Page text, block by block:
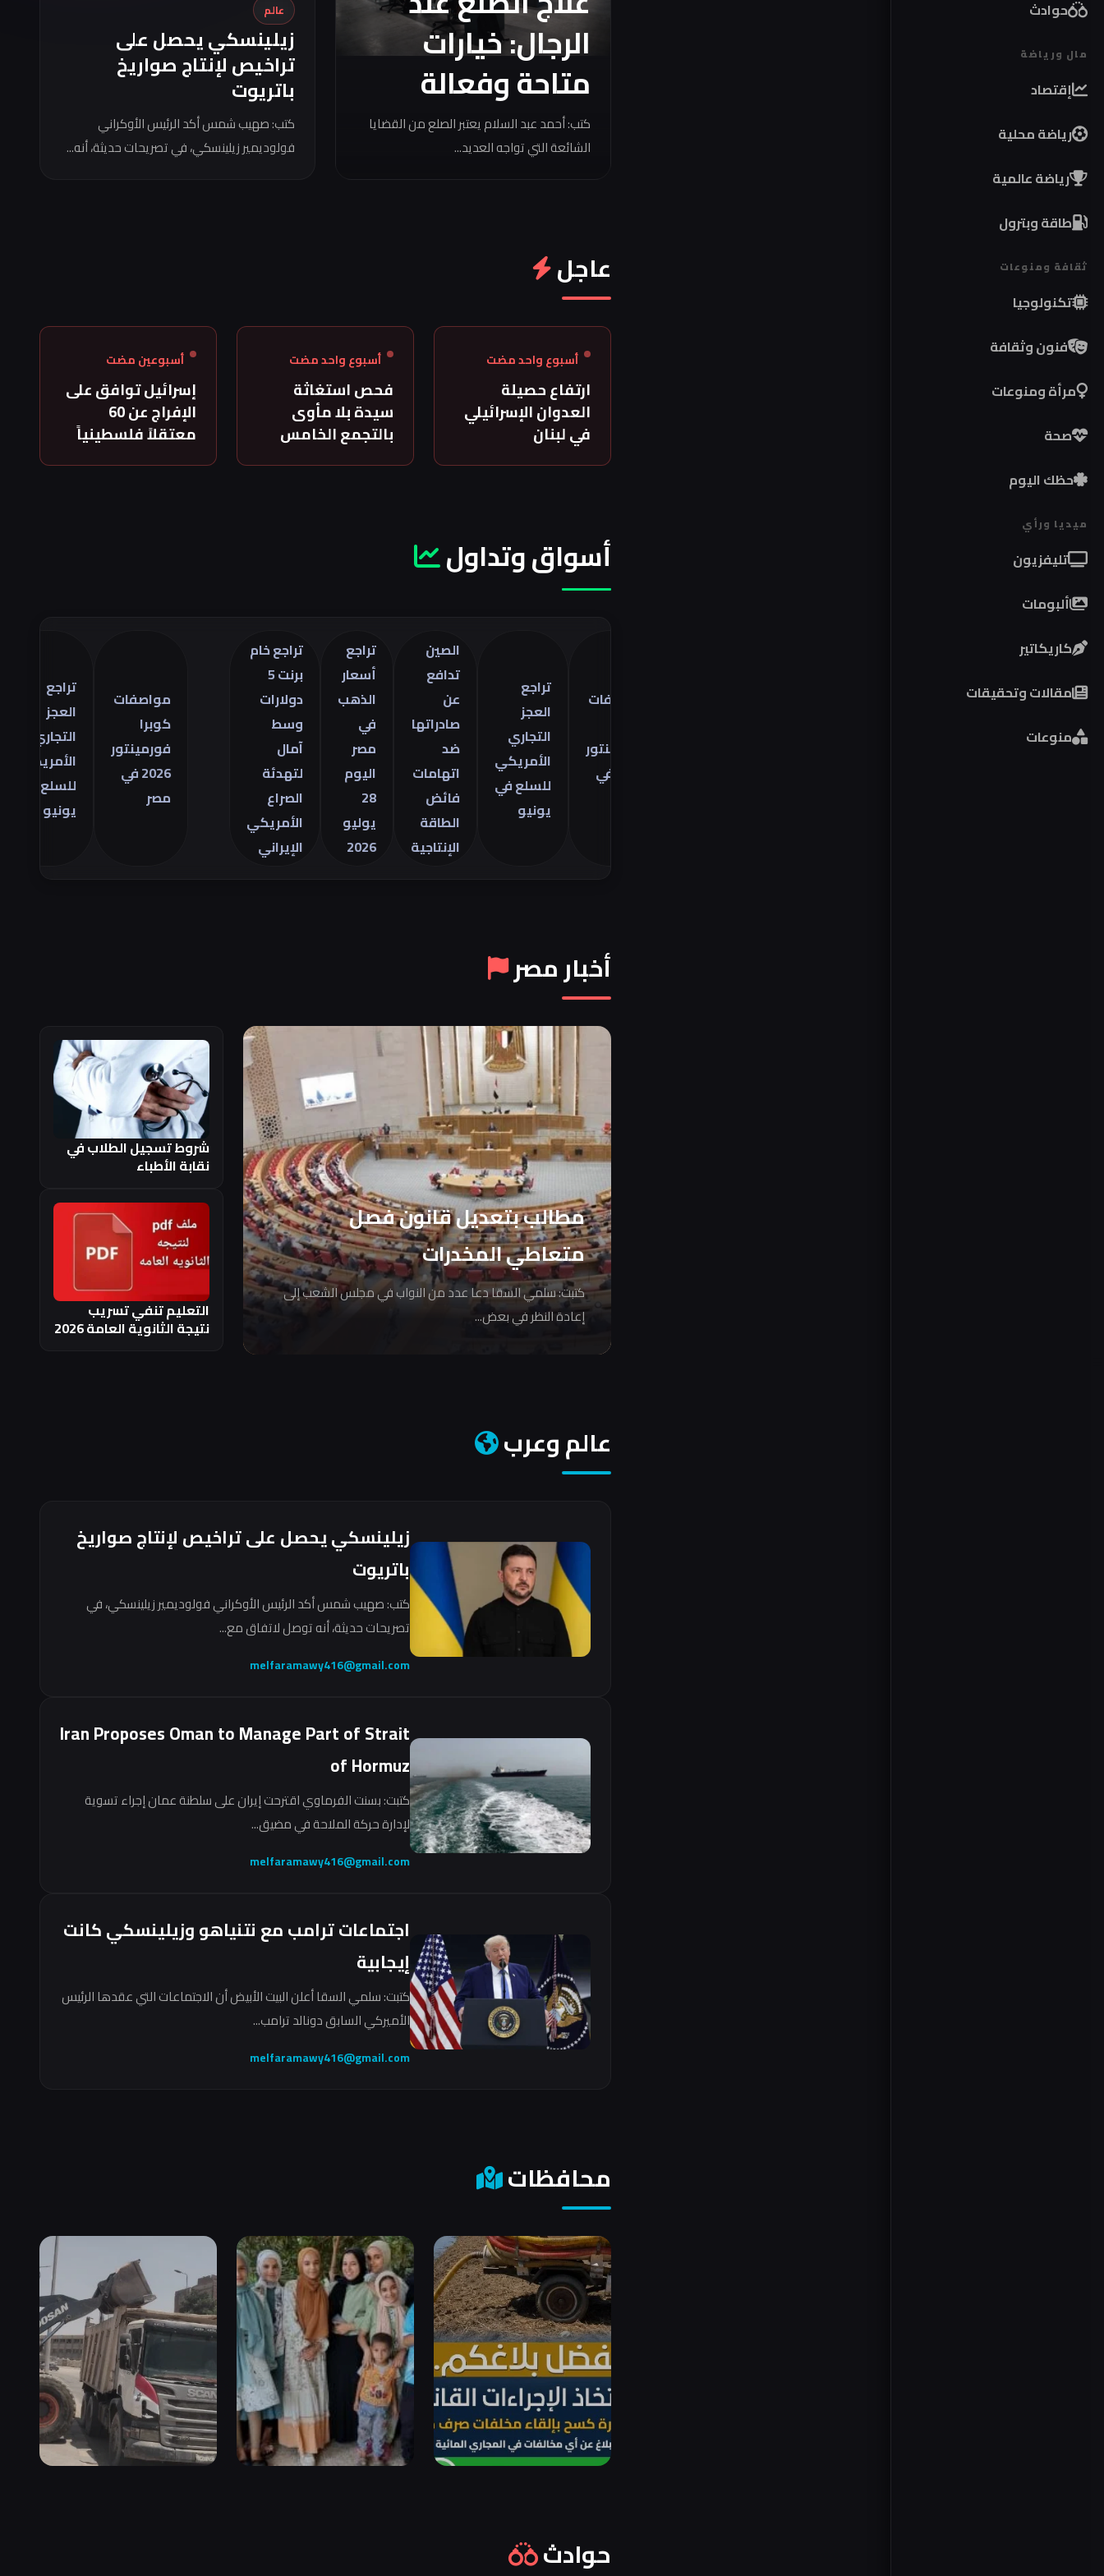
حوادث
مال ورياضة
إقتصاد
رياضة محلية
رياضة عالمية
طاقة وبترول
ثقافة ومنوعات
تكنولوجيا
فنون وثقافة
مرأة ومنوعات
صحة
حظك اليوم
ميديا ورأي
تليفزيون
ألبومات
كاريكاتير
مقالات وتحقيقات
منوعات
الرجال: خيارات
متاحة وفعالة
كتب: أحمد عبد السلام يعتبر الصلع من القضايا
الشائعة التي تواجه العديد...
عالم
زيلينسكي يحصل على
تراخيص لإنتاج صواريخ
باتريوت
كتب: صهيب شمس أكد الرئيس الأوكراني
فولوديمير زيلينسكي، في تصريحات حديثة، أنه...
عاجل
أسبوع واحد مضت
ارتفاع حصيلة
العدوان الإسرائيلي
في لبنان
أسبوع واحد مضت
فحص استغاثة
سيدة بلا مأوى
بالتجمع الخامس
أسبوعين مضت
إسرائيل توافق على
الإفراج عن 60
معتقلاً فلسطينياً
أسواق وتداول
التجاري
الأمريكي
للسلع في
يونيو
الصين
تدافع
صادراتها
اتهامات
فائض
الطاقة
الإنتاجية
أسعار
الذهب
يوليو
تراجع خام
برنت 5
دولارات
لتهدئة
الصراع
الأمريكي
الإيراني
مواصفات
فورمينتور
2026 في
التجاري
الأمريكي
للسلع في
يونيو
أخبار مصر
مطالب بتعديل قانون فصل
متعاطي المخدرات
كتبت: سلمي السقا دعا عدد من النواب في مجلس الشعب إلى
إعادة النظر في بعض...
شروط تسجيل الطلاب في
نقابة الأطباء
التعليم تنفي تسريب
نتيجة الثانوية العامة 2026
عالم وعرب
زيلينسكي يحصل على تراخيص لإنتاج صواريخ
باتريوت
كتب: صهيب شمس أكد الرئيس الأوكراني فولوديمير زيلينسكي، في
تصريحات حديثة، أنه توصل لاتفاق مع...
melfaramawy416@gmail.com
Iran Proposes Oman to Manage Part of Strait
of Hormuz
كتبت: بسنت الفرماوي اقترحت إيران على سلطنة عمان إجراء تسوية
لإدارة حركة الملاحة في مضيق...
melfaramawy416@gmail.com
اجتماعات ترامب مع نتنياهو وزيلينسكي كانت
إيجابية
كتبت: سلمي السقا أعلن البيت الأبيض أن الاجتماعات التي عقدها الرئيس
الأميركي السابق دونالد ترامب...
melfaramawy416@gmail.com
محافظات
حوادث